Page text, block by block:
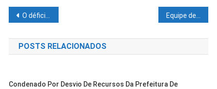
Navegação
de
Post
O déficit que Bolsonaro criou Equipe de Lula deve propor salário-mínimo de R$ 1.320 em 2023
POSTS RELACIONADOS
Condenado Por Desvio De Recursos Da Prefeitura De